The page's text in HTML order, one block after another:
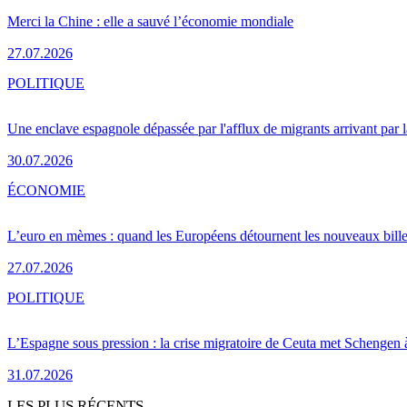
Merci la Chine : elle a sauvé l’économie mondiale
27.07.2026
Une enclave espagnole dépassée par l'afflux de migrants arrivant par
30.07.2026
POLITIQUE
L’euro en mèmes : quand les Européens détournent les nouveaux
27.07.2026
ÉCONOMIE
L’Espagne sous pression : la crise migratoire de Ceuta met Schengen
31.07.2026
POLITIQUE